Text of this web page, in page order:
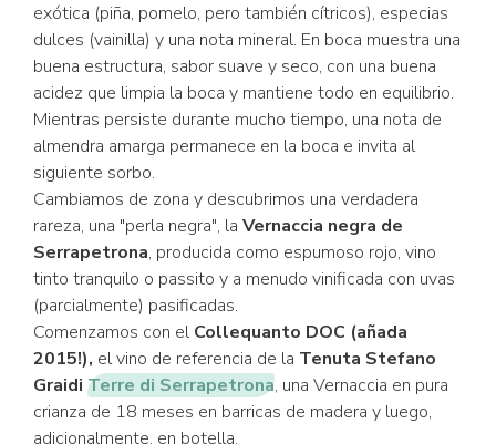
exótica (piña, pomelo, pero también cítricos), especias
dulces (vainilla) y una nota mineral. En boca muestra una
buena estructura, sabor suave y seco, con una buena
acidez que limpia la boca y mantiene todo en equilibrio.
Mientras persiste durante mucho tiempo, una nota de
almendra amarga permanece en la boca e invita al
siguiente sorbo.
Cambiamos de zona y descubrimos una verdadera
rareza, una "perla negra", la Vernaccia negra de
Serrapetrona, producida como espumoso rojo, vino
tinto tranquilo o passito y a menudo vinificada con uvas
(parcialmente) pasificadas.
Comenzamos con elCollequanto DOC (añada
2015!), el vino de referencia de la Tenuta Stefano
Graidi Terre di Serrapetrona, una Vernaccia en pura
crianza de 18 meses en barricas de madera y luego,
adicionalmente, en botella.